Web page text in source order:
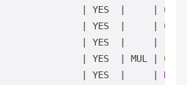
YES
0
YES
0
YES
YES MUL
0
YES
NULL